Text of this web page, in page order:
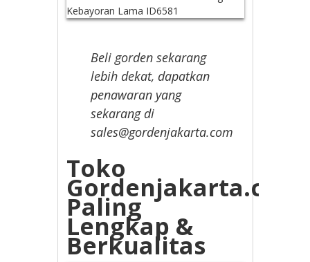
Beli gorden sekarang
lebih dekat, dapatkan
penawaran yang
sekarang di
sales@gordenjakarta.com
Toko
Gordenjakarta.com
Paling
Lengkap &
Berkualitas